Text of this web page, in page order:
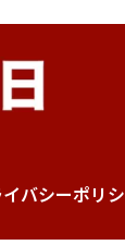
バシーポリ